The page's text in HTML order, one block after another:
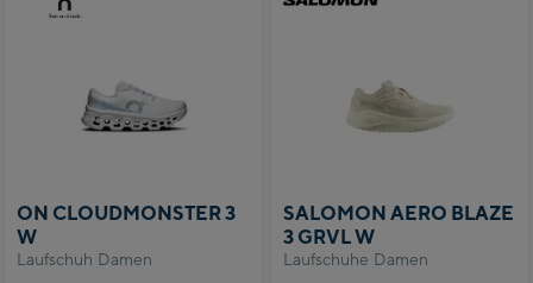
Laufschuh Damen
ON CLOUDMONSTER 3
W
Laufschuhe Damen
SALOMON AERO BLAZE
3 GRVL W